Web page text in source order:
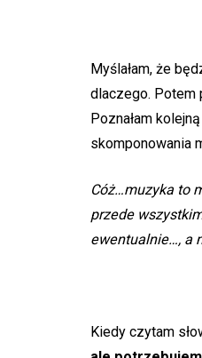
Myślałam, że
dlaczego. Potem
Poznałam
skomponowania
Cóż…muzyka to
przede
ewentualnie…, a
Kiedy czytam